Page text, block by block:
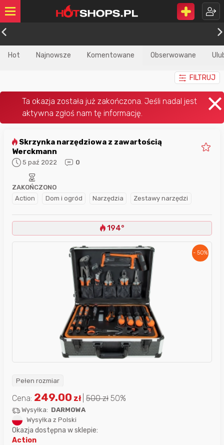
Hot Najnowsze Komentowane Obserwowane
FILTRUJ
Werckmann
5 paź 2022 0
Action Dom i ogród Narzędzia Zestawy narzędzi
ZAKOŃCZONO
194°
- 50%
Pełen rozmiar
Cena: 249.00 zł 500zł 50%
Wysyłka: DARMOWA
Wysyłka z Polski
Okazja dostępna w sklepie:
Action